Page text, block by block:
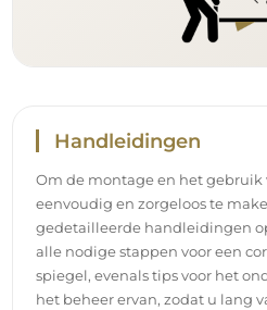
Handleidingen
Om de montage en het gebruik
eenvoudig en zorgeloos te
gedetailleerde handleidingen
alle nodige stappen voor een
spiegel, evenals tips voor het
het beheer ervan, zodat u lang